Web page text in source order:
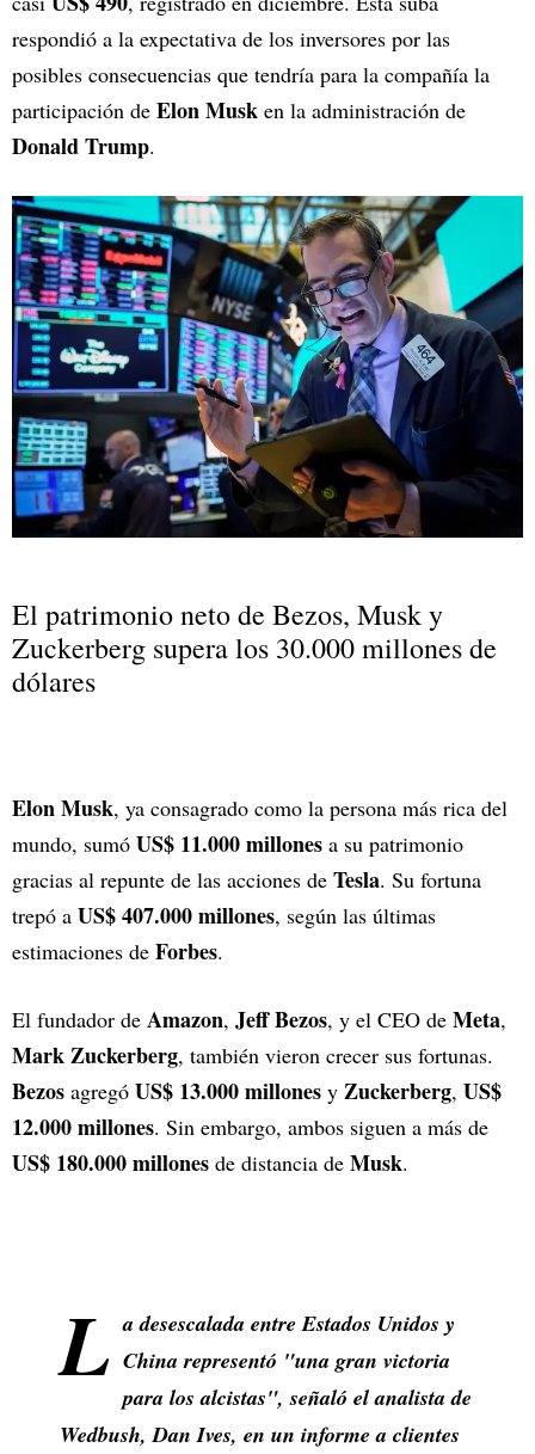
respondió a la expectativa de los inversores por las
posibles consecuencias que tendría para la compañía la
participación de Elon Musk en la administración de
Donald Trump.
El patrimonio neto de Bezos, Musk y
Zuckerberg supera los 30.000 millones de
dólares
Elon Musk, ya consagrado como la persona más rica del
mundo, sumó US$ 11.000 millones a su patrimonio
gracias al repunte de las acciones de Tesla. Su fortuna
trepó a US$ 407.000 millones, según las últimas
estimaciones de Forbes.
El fundador de Amazon, Jeff Bezos, y el CEO de Meta,
Mark Zuckerberg, también vieron crecer sus fortunas.
Bezos agregó US$ 13.000 millones y Zuckerberg, US$
12.000 millones. Sin embargo, ambos siguen a más de
US$ 180.000 millones de distancia de Musk.
L a desescalada entre Estados Unidos y
China representó "una gran victoria
para los alcistas", señaló el analista de
Wedbush, Dan Ives, en un informe a clientes